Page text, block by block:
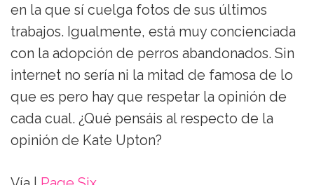
en la que sí cuelga fotos de sus últimos
trabajos. Igualmente, está muy concienciada
con la adopción de perros abandonados. Sin
internet no sería ni la mitad de famosa de lo
que es pero hay que respetar la opinión de
cada cual. ¿Qué pensáis al respecto de la
opinión de Kate Upton?